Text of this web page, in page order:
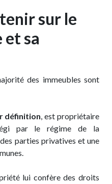
sur le
sa
des immeubles sont
définition, est propriétaire
par le régime de la
parties privatives et une
lui confère des droits